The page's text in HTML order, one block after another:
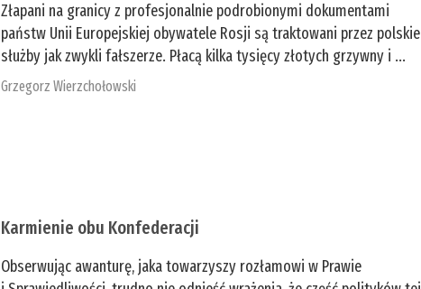
Złapani na granicy z profesjonalnie podrobionymi dokumentami
państw Unii Europejskiej obywatele Rosji są traktowani przez polskie
służby jak zwykli fałszerze. Płacą kilka tysięcy złotych grzywny i ...
Grzegorz Wierzchołowski
Karmienie obu Konfederacji
Obserwując awanturę, jaka towarzyszy rozłamowi w Prawie